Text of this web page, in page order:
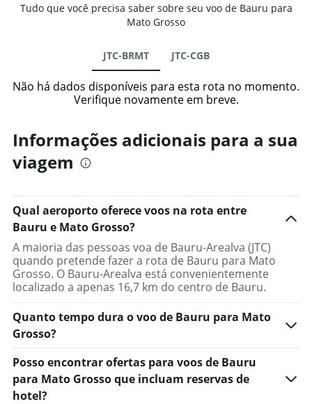
Tudo que você precisa saber sobre seu voo de Bauru para
Mato Grosso
JTC-BRMT JTC-CGB
Não há dados disponíveis para esta rota no momento.
Verifique novamente em breve.
Informações adicionais para a sua
viagem
Qual aeroporto oferece voos na rota entre
Bauru e Mato Grosso?
A maioria das pessoas voa de Bauru-Arealva (JTC)
quando pretende fazer a rota de Bauru para Mato
Grosso. O Bauru-Arealva está convenientemente
localizado a apenas 16,7 km do centro de Bauru.
Quanto tempo dura o voo de Bauru para Mato
Grosso?
Posso encontrar ofertas para voos de Bauru
para Mato Grosso que incluam reservas de
hotel?